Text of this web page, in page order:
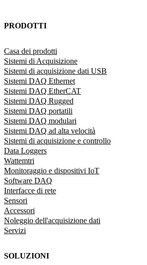
PRODOTTI
Casa dei prodotti
Sistemi di Acquisizione
Sistemi di acquisizione dati USB
Sistemi DAQ Ethernet
Sistemi DAQ EtherCAT
Sistemi DAQ Rugged
Sistemi DAQ portatili
Sistemi DAQ modulari
Sistemi DAQ ad alta velocità
Sistemi di acquisizione e controllo
Data Loggers
Wattemtri
Monitoraggio e dispositivi IoT
Software DAQ
Interfacce di rete
Sensori
Accessori
Noleggio dell'acquisizione dati
Servizi
SOLUZIONI